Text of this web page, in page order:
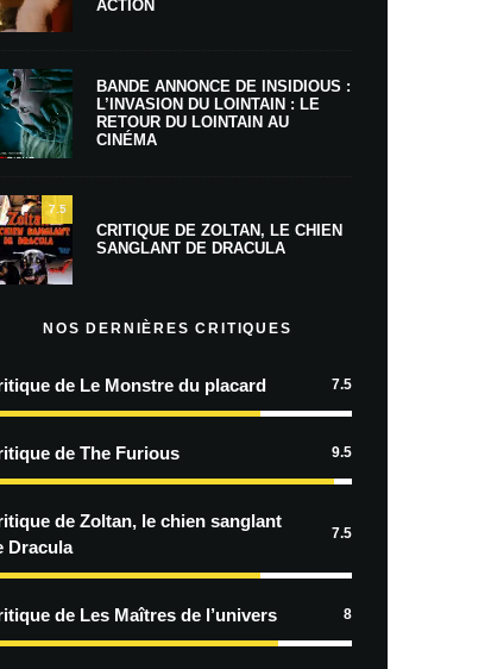
ACTION
BANDE ANNONCE DE INSIDIOUS :
L’INVASION DU LOINTAIN : LE
RETOUR DU LOINTAIN AU
CINÉMA
7.5
CRITIQUE DE ZOLTAN, LE CHIEN
SANGLANT DE DRACULA
NOS DERNIÈRES CRITIQUES
de Le Monstre du placard 7.5
de The Furious 9.5
de Zoltan, le chien sanglant
Dracula
7.5
de Les Maîtres de l’univers 8